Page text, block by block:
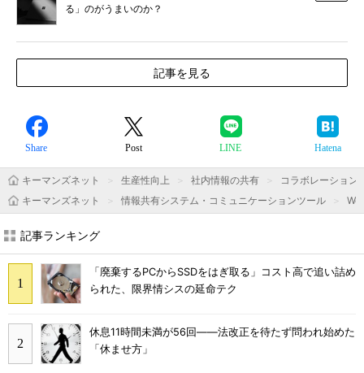
る」のがうまいのか？
記事を見る
Share Post LINE Hatena
キーマンズネット 生産性向上 社内情報の共有
コラボレーション
キーマンズネット
情報共有システム・コミュニケーションツール
記事ランキング
「廃棄するPCからSSDをはぎ取る」コスト高で追い詰め
られた、限界情シスの延命テク
休息11時間未満が56回――法改正を待たず問われ始めた
「休ませ方」